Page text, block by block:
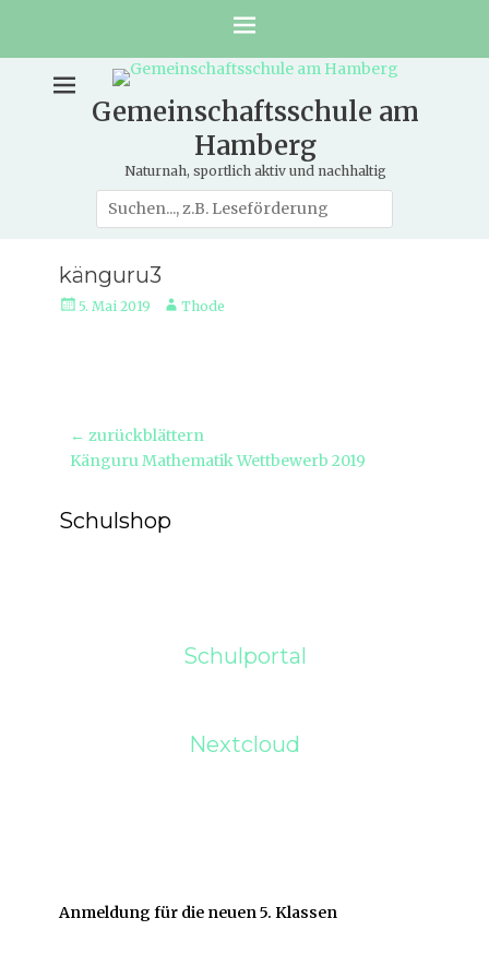
Gemeinschaftsschule am
Hamberg
Naturnah, sportlich aktiv und nachhaltig
Suche
nach:
känguru3
Veröffentlicht
5. Mai 2019 AutorThode
Beitragsnavigation
← zurückblättern
Vorheriger
Känguru Mathematik Wettbewerb 2019
Schulshop
Schulportal
Nextcloud
Anmeldung für die neuen 5. Klassen